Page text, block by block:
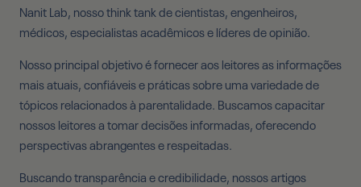
Nanit Lab, nosso think tank de cientistas, engenheiros,
médicos, especialistas acadêmicos e líderes de opinião.
Nosso principal objetivo é fornecer aos leitores as informações
mais atuais, confiáveis ​​e práticas sobre uma variedade de
tópicos relacionados à parentalidade. Buscamos capacitar
nossos leitores a tomar decisões informadas, oferecendo
perspectivas abrangentes e respeitadas.
Buscando transparência e credibilidade, nossos artigos